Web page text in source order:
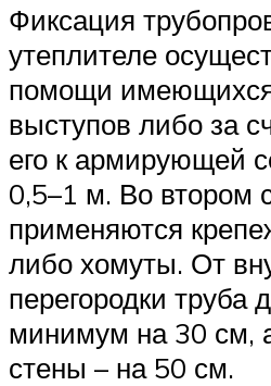
Фиксация
утеплителе
помощи
выступов либо за
его к армирующей
0,5–1 м. Во втором
применяются
либо хомуты. От
перегородки труба
минимум на 30 см,
стены – на 50 см.